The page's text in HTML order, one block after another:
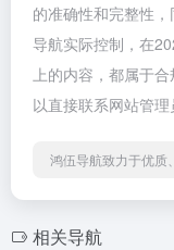
的准确性和完整性
导航实际控制，在
上的内容，都属于
以直接联系网站管理
鸿伍导航致力于优质
相关导航